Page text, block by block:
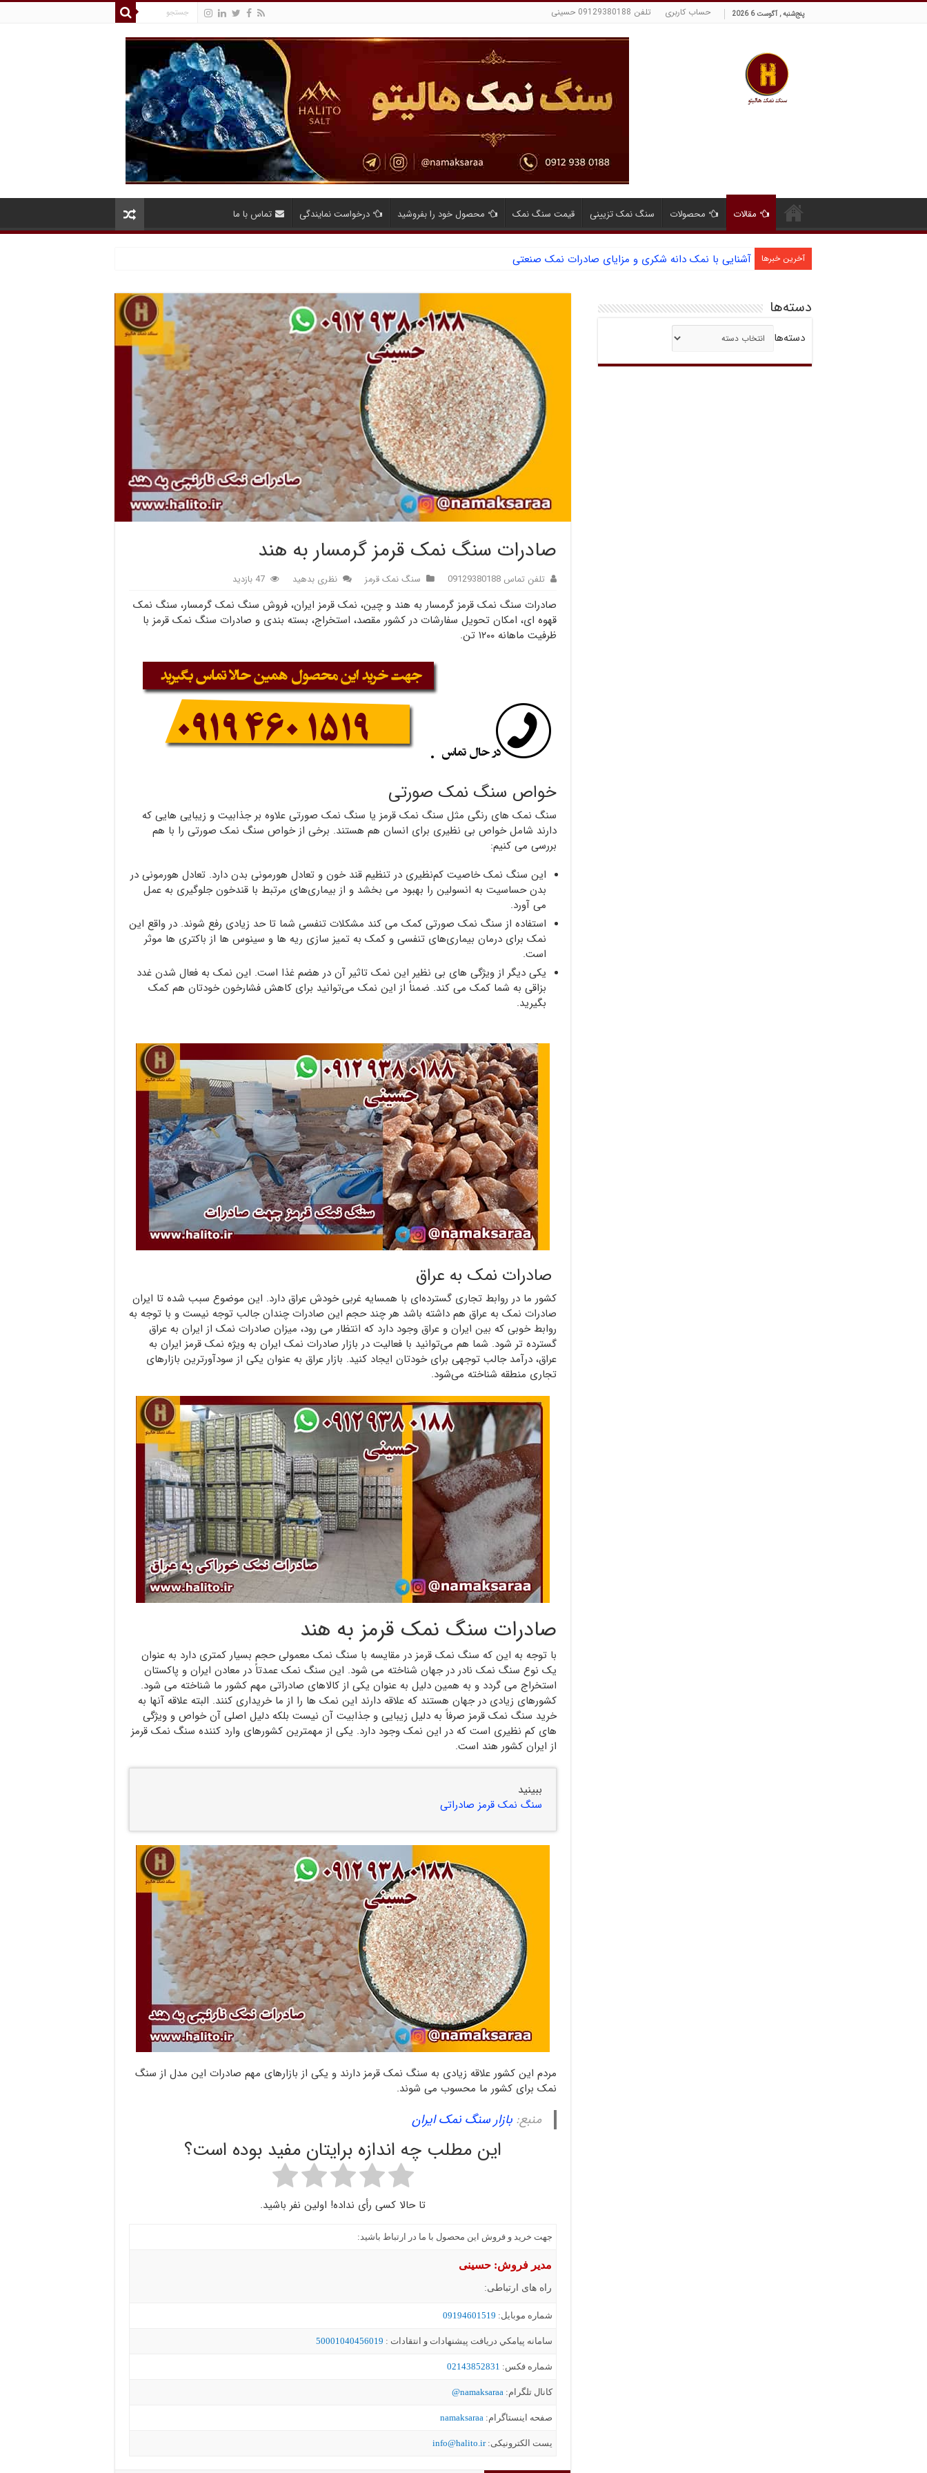
پنج‌شنبه , آگوست 6 2026 حساب کاربری تلفن 09129380188 حسینی
مقالات محصولات سنگ نمک تزیینی قیمت سنگ نمک محصول خود را بفروشید درخواست نمایندگی تماس با ما
آخرین خبرها آشنایی با نمک دانه شکری و مزایای صادرات نمک صنعتی
صادرات سنگ نمک قرمز گرمسار به هند
تلفن تماس 09129380188 سنگ نمک قرمز نظری بدهید 47 بازدید
صادرات سنگ نمک قرمز گرمسار به هند و چین، نمک قرمز ایران، فروش سنگ نمک گرمسار، سنگ نمک
قهوه ای، امکان تحویل سفارشات در کشور مقصد، استخراج، بسته بندی و صادرات سنگ نمک قرمز با
ظرفیت ماهانه ۱۲۰۰ تن.
خواص سنگ نمک صورتی
سنگ نمک های رنگی مثل سنگ نمک قرمز یا سنگ نمک صورتی علاوه بر جذابیت و زیبایی هایی که
دارند شامل خواص بی نظیری برای انسان هم هستند. برخی از خواص سنگ نمک صورتی را با هم
بررسی می کنیم:
این سنگ نمک خاصیت کم‌نظیری در تنظیم قند خون و تعادل هورمونی بدن دارد. تعادل هورمونی در
بدن حساسیت به انسولین را بهبود می بخشد و از بیماری‌های مرتبط با قندخون جلوگیری به عمل
می آورد.
استفاده از سنگ نمک صورتی کمک می کند مشکلات تنفسی شما تا حد زیادی رفع شوند. در واقع این
نمک برای درمان بیماری‌های تنفسی و کمک به تمیز سازی ریه ها و سینوس ها از باکتری ها موثر
است.
یکی دیگر از ویژگی های بی نظیر این نمک تاثیر آن در هضم غذا است. این نمک به فعال شدن غدد
بزاقی به شما کمک می کند. ضمناً از این نمک می‌توانید برای کاهش فشارخون خودتان هم کمک
بگیرید.
صادرات نمک به عراق
کشور ما در روابط تجاری گسترده‌ای با همسایه غربی خودش عراق دارد. این موضوع سبب شده تا ایران
صادرات نمک به عراق هم داشته باشد هر چند حجم این صادرات چندان جالب توجه نیست و با توجه به
روابط خوبی که بین ایران و عراق وجود دارد که انتظار می رود، میزان صادرات نمک از ایران به عراق
گسترده تر شود. شما هم می‌توانید با فعالیت در بازار صادرات نمک ایران به ویژه نمک قرمز ایران به
عراق، درآمد جالب توجهی برای خودتان ایجاد کنید. بازار عراق به عنوان یکی از سودآورترین بازارهای
تجاری منطقه شناخته می‌شود.
صادرات سنگ نمک قرمز به هند
با توجه به این که سنگ نمک قرمز در مقایسه با سنگ نمک معمولی حجم بسیار کمتری دارد به عنوان
یک نوع سنگ نمک نادر در جهان شناخته می شود. این سنگ نمک عمدتاً در معادن ایران و پاکستان
استخراج می گردد و به همین دلیل به عنوان یکی از کالاهای صادراتی مهم کشور ما شناخته می شود.
کشورهای زیادی در جهان هستند که علاقه دارند این نمک ها را از ما خریداری کنند. البته علاقه آنها به
خرید سنگ نمک قرمز صرفاً به دلیل زیبایی و جذابیت آن نیست بلکه دلیل اصلی آن خواص و ویژگی
های کم نظیری است که در این نمک وجود دارد. یکی از مهمترین کشورهای وارد کننده سنگ نمک قرمز
از ایران کشور هند است.
ببینید
سنگ نمک قرمز صادراتی
مردم این کشور علاقه زیادی به سنگ نمک قرمز دارند و یکی از بازارهای مهم صادرات این مدل از سنگ
نمک برای کشور ما محسوب می شوند.
منبع: بازار سنگ نمک ایران
این مطلب چه اندازه برایتان مفید بوده است؟
تا حالا کسی رأی نداده! اولین نفر باشید.
جهت خرید و فروش این محصول با ما در ارتباط باشید:
مدیر فروش: حسینی
راه های ارتباطی:
شماره موبايل: 09194601519
سامانه پيامکي دریافت پیشنهادات و انتقادات : 50001040456019
شماره فکس: 02143852831
کانال تلگرام: namaksaraa@
صفحه اینستاگرام: namaksaraa
یست الکترونیکی:info@halito.ir
دسته‌ها
دسته‌ها